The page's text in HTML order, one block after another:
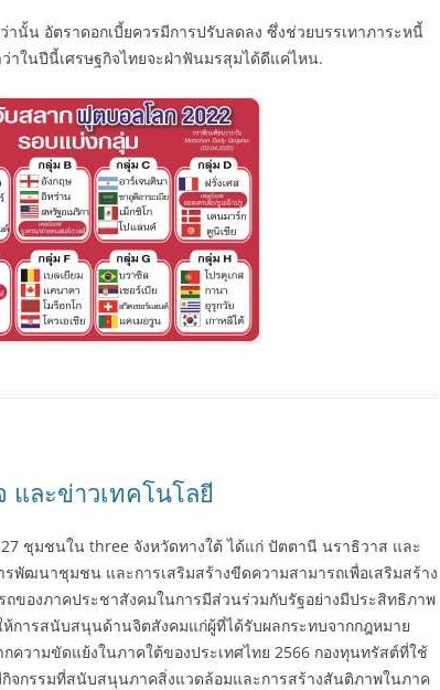
นั้น อัตราดอกเบี้ยควรมีการปรับลดลง ซึ่งช่วยบรรเทาภาระหนี้
าในปีนี้เศรษฐกิจไทยจะฝ่าฟันมรสุมได้ดีแค่ไหน.
และข่าวเทคโนโลยี
ชุมชนใน three จังหวัดทางใต้ ได้แก่ ปัตตานี นราธิวาส และ
พัฒนาชุมชน และการเสริมสร้างขีดความสามารถเพื่อเสริมสร้าง
ของภาคประชาสังคมในการมีส่วนร่วมกับรัฐอย่างมีประสิทธิภาพ
การสนับสนุนด้านจิตสังคมแก่ผู้ที่ได้รับผลกระทบจากกฎหมาย
ความขัดแย้งในภาคใต้ของประเทศไทย 2566 กองทุนทรัสต์ที่ใช้
จกรรมที่สนับสนุนภาคสิ่งแวดล้อมและการสร้างสันติภาพในภาค